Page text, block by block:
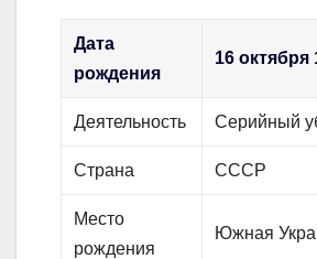
Дата
рождения
16 октября
Деятельность Серийный
Страна СССР
Место
рождения
Южная